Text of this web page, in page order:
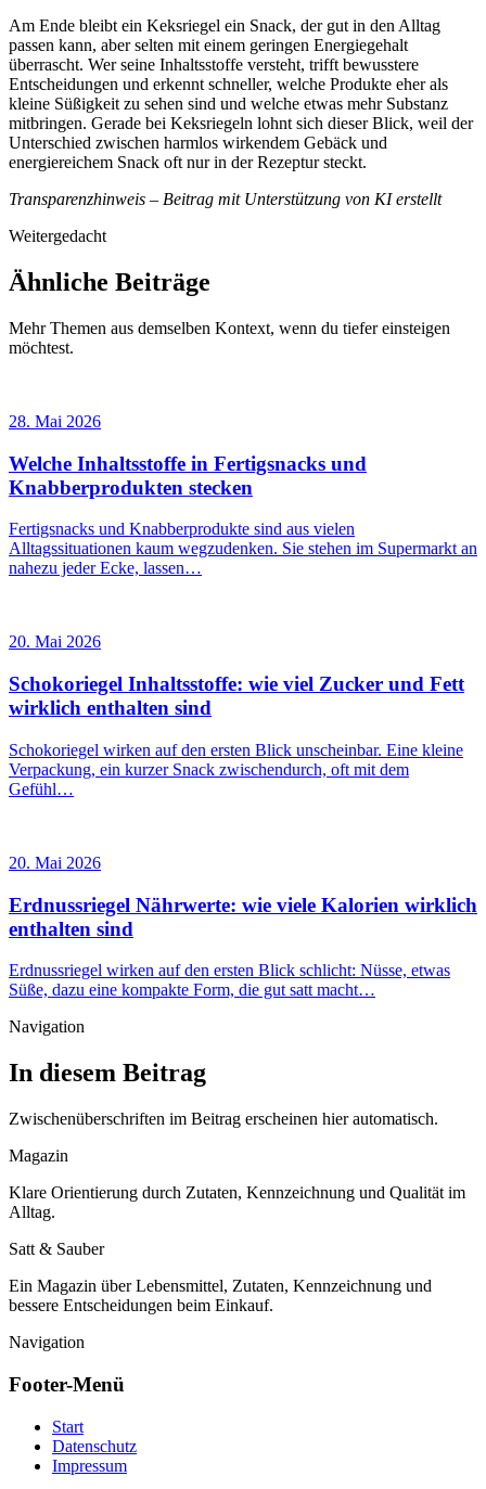
Am Ende bleibt ein Keksriegel ein Snack, der gut in den Alltag
passen kann, aber selten mit einem geringen Energiegehalt
überrascht. Wer seine Inhaltsstoffe versteht, trifft bewusstere
Entscheidungen und erkennt schneller, welche Produkte eher als
kleine Süßigkeit zu sehen sind und welche etwas mehr Substanz
mitbringen. Gerade bei Keksriegeln lohnt sich dieser Blick, weil der
Unterschied zwischen harmlos wirkendem Gebäck und
energiereichem Snack oft nur in der Rezeptur steckt.
Transparenzhinweis – Beitrag mit Unterstützung von KI erstellt
Weitergedacht
Ähnliche Beiträge
Mehr Themen aus demselben Kontext, wenn du tiefer einsteigen
möchtest.
28. Mai 2026
Welche Inhaltsstoffe in Fertigsnacks und
Knabberprodukten stecken
Fertigsnacks und Knabberprodukte sind aus vielen
Alltagssituationen kaum wegzudenken. Sie stehen im Supermarkt an
nahezu jeder Ecke, lassen…
20. Mai 2026
Schokoriegel Inhaltsstoffe: wie viel Zucker und Fett
wirklich enthalten sind
Schokoriegel wirken auf den ersten Blick unscheinbar. Eine kleine
Verpackung, ein kurzer Snack zwischendurch, oft mit dem
Gefühl…
20. Mai 2026
Erdnussriegel Nährwerte: wie viele Kalorien wirklich
enthalten sind
Erdnussriegel wirken auf den ersten Blick schlicht: Nüsse, etwas
Süße, dazu eine kompakte Form, die gut satt macht…
Navigation
In diesem Beitrag
Zwischenüberschriften im Beitrag erscheinen hier automatisch.
Magazin
Klare Orientierung durch Zutaten, Kennzeichnung und Qualität im
Alltag.
Satt & Sauber
Ein Magazin über Lebensmittel, Zutaten, Kennzeichnung und
bessere Entscheidungen beim Einkauf.
Navigation
Footer-Menü
Start
Datenschutz
Impressum